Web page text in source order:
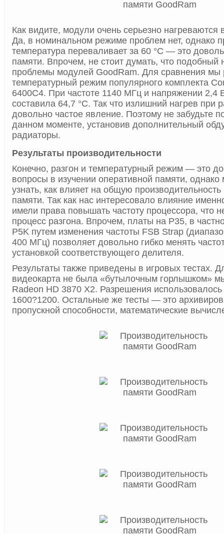
Как видите, модули очень серьезно нагреваются
Да, в номинальном режиме проблем нет, однако
температура переваливает за 60 °C — это
памяти. Впрочем, не стоит думать, что подобный
проблемы модулей GoodRam. Для сравнения мы
температурный режим популярного комплекта
6400C4. При частоте 1140 МГц и напряжении 2,4
составила 64,7 °C. Так что излишний нагрев при
довольно частое явление. Поэтому не забудьте
данном моменте, установив дополнительный
радиаторы.
Результаты производительности
Конечно, разгон и температурный режим — это
вопросы в изучении оперативной памяти,
узнать, как влияет на общую
памяти. Так как нас интересовало влияние
имели права повышать частоту процессора, что
процесс разгона. Впрочем, платы на P35, в
P5K путем изменения частоты FSB Strap
400 МГц) позволяет довольно гибко менять
установкой соответствующего делителя.
Результаты также приведены в игровых тестах.
видеокарта не была «бутылочным горлышком»
Radeon HD 3870 X2. Разрешения
1600?1200. Остальные же тесты — это
пропускной способности, математические